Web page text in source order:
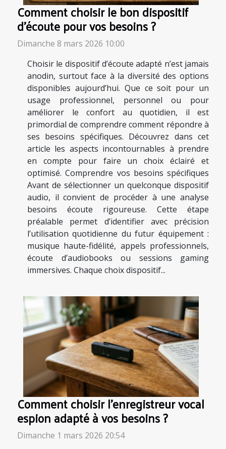
Comment choisir le bon dispositif
d'écoute pour vos besoins ?
Dimanche 8 mars 2026 10:00
Choisir le dispositif d’écoute adapté n’est jamais
anodin, surtout face à la diversité des options
disponibles aujourd’hui. Que ce soit pour un
usage professionnel, personnel ou pour
améliorer le confort au quotidien, il est
primordial de comprendre comment répondre à
ses besoins spécifiques. Découvrez dans cet
article les aspects incontournables à prendre
en compte pour faire un choix éclairé et
optimisé. Comprendre vos besoins spécifiques
Avant de sélectionner un quelconque dispositif
audio, il convient de procéder à une analyse
besoins écoute rigoureuse. Cette étape
préalable permet d’identifier avec précision
l’utilisation quotidienne du futur équipement :
musique haute-fidélité, appels professionnels,
écoute d’audiobooks ou sessions gaming
immersives. Chaque choix dispositif...
Comment choisir l'enregistreur vocal
espion adapté à vos besoins ?
Dimanche 1 mars 2026 20:54